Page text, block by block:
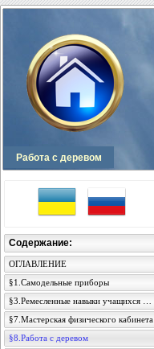
Работа с деревом
Содержание:
ОГЛАВЛЕНИЕ
§1.Самодельные приборы
§7.Мастерская физического кабинета
§8.Работа с деревом